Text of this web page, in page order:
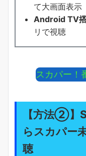
て大画面表示
Android TV
リで視聴
スカパー！
【方法②】
らスカパー
聴